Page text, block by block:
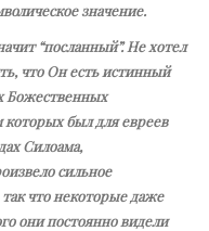
значение.
“посланный”. Не хотел
что Он есть истинный
Божественных
которых был для евреев
Силоама,
сильное
что некоторые даже
они постоянно видели